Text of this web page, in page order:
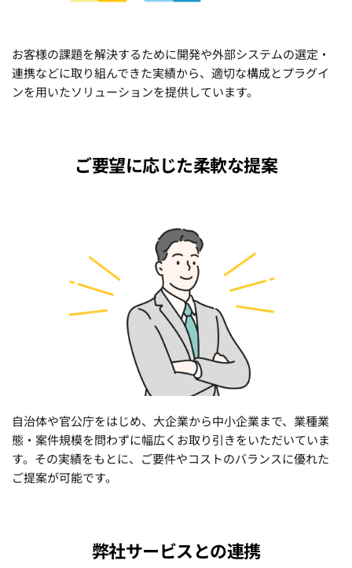
お客様の課題を解決するために開発や外部システムの選定・
連携などに取り組んできた実績から、適切な構成とプラグイ
ンを用いたソリューションを提供しています。
ご要望に応じた柔軟な提案
自治体や官公庁をはじめ、大企業から中小企業まで、業種業
態・案件規模を問わずに幅広くお取り引きをいただいていま
す。その実績をもとに、ご要件やコストのバランスに優れた
ご提案が可能です。
弊社サービスとの連携